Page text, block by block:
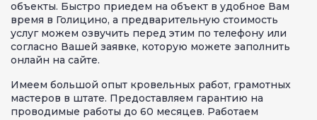
объекты. Быстро приедем на объект в удобное Вам
время в Голицино, а предварительную стоимость
услуг можем озвучить перед этим по телефону или
согласно Вашей заявке, которую можете заполнить
онлайн на сайте.
Имеем большой опыт кровельных работ, грамотных
мастеров в штате. Предоставляем гарантию на
проводимые работы до 60 месяцев. Работаем